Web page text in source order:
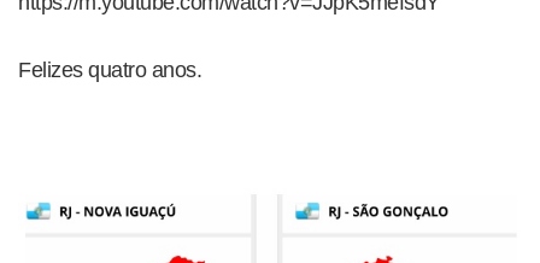
Felizes quatro anos.